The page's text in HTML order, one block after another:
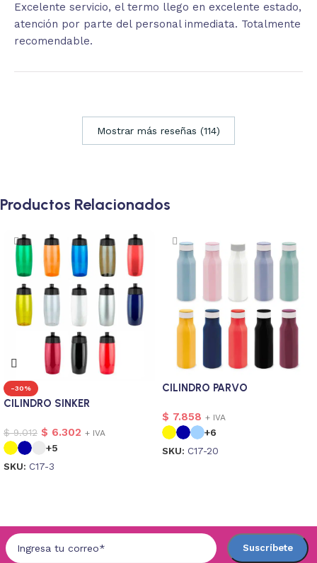
Excelente servicio, el termo llego en excelente estado,
atención por parte del personal inmediata. Totalmente
recomendable.
Mostrar más reseñas (114)
Productos Relacionados
-30%
CILINDRO SINKER
$9.012 $ 6.302 + IVA
+5
SKU: C17-3
CILINDRO PARVO
$ 7.858 + IVA
+6
SKU: C17-20